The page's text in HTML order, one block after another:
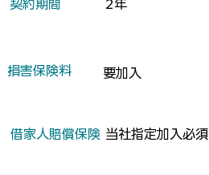
​契約期間 2年
​損害保険料 要加入
​借家人賠償保険 当社指定加入必須